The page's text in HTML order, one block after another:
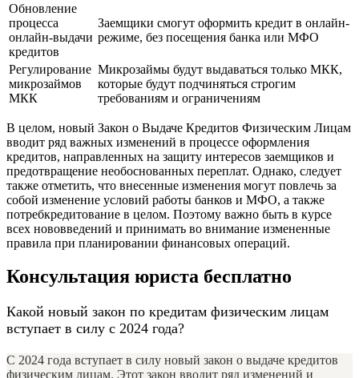
Обновление
процесса
онлайн-выдачи
кредитов
Заемщики смогут оформить кредит в онлайн-
режиме, без посещения банка или МФО
Регулирование
микрозаймов
МКК
Микрозаймы будут выдаваться только МКК,
которые будут подчиняться строгим
требованиям и ограничениям
В целом, новый Закон о Выдаче Кредитов Физическим Лицам
вводит ряд важных изменений в процессе оформления
кредитов, направленных на защиту интересов заемщиков и
предотвращение необоснованных переплат. Однако, следует
также отметить, что внесенные изменения могут повлечь за
собой изменение условий работы банков и МФО, а также
потребкредитование в целом. Поэтому важно быть в курсе
всех нововведений и принимать во внимание измененные
правила при планировании финансовых операций.
Консультация юриста бесплатно
Какой новый закон по кредитам физическим лицам
вступает в силу с 2024 года?
С 2024 года вступает в силу новый закон о выдаче кредитов
физическим лицам. Этот закон вводит ряд изменений и